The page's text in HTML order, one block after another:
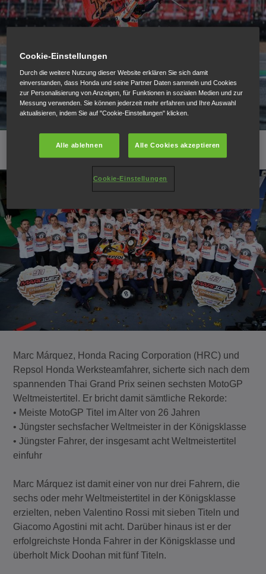
Marc Márquez, Honda Racing Corporation (HRC) und
Repsol Honda Werksteamfahrer, sicherte sich nach dem
spannenden Thai Grand Prix seinen sechsten MotoGP
Weltmeistertitel. Er bricht damit sämtliche Rekorde:
• Meiste MotoGP Titel im Alter von 26 Jahren
• Jüngster sechsfacher Weltmeister in der Königsklasse
• Jüngster Fahrer, der insgesamt acht Weltmeistertitel
einfuhr
Marc Márquez ist damit einer von nur drei Fahrern, die
sechs oder mehr Weltmeistertitel in der Königsklasse
erzielten, neben Valentino Rossi mit sieben Titeln und
Giacomo Agostini mit acht. Darüber hinaus ist er der
erfolgreichste Honda Fahrer in der Königsklasse und
überholt Mick Doohan mit fünf Titeln.
Cookie-Einstellungen
Durch die weitere Nutzung dieser Website erklären Sie sich damit
einverstanden, dass Honda und seine Partner Daten sammeln und Cookies
zur Personalisierung von Anzeigen, für Funktionen in sozialen Medien und zur
Messung verwenden. Sie können jederzeit mehr erfahren und Ihre Auswahl
aktualisieren, indem Sie auf "Cookie-Einstellungen" klicken.
Alle ablehnen Alle Cookies akzeptieren
Cookie-Einstellungen